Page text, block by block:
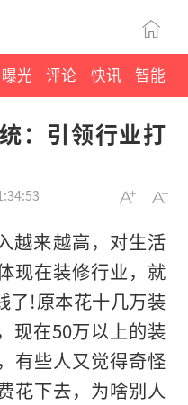
曝光 评论 快讯 智能
：引领行业打
越来越高，对生活
现在装修行业，就
了!原本花十几万装
在50万以上的装
有些人又觉得奇怪
花下去，为啥别人